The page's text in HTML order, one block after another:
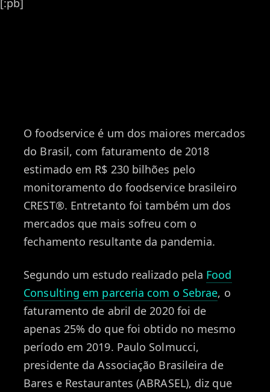
O foodservice é um dos maiores mercados
do Brasil, com faturamento de 2018
estimado em R$ 230 bilhões pelo
monitoramento do foodservice brasileiro
CREST®. Entretanto foi também um dos
mercados que mais sofreu com o
fechamento resultante da pandemia.
Segundo um estudo realizado pela Food
Consulting em parceria com o Sebrae, o
faturamento de abril de 2020 foi de
apenas 25% do que foi obtido no mesmo
período em 2019. Paulo Solmucci,
presidente da Associação Brasileira de
Bares e Restaurantes (ABRASEL), diz que